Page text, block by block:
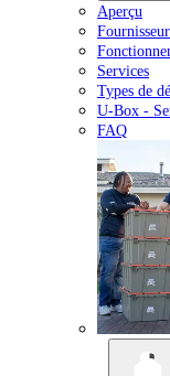
Aperçu
Services
Types de
U-Box -
FAQ